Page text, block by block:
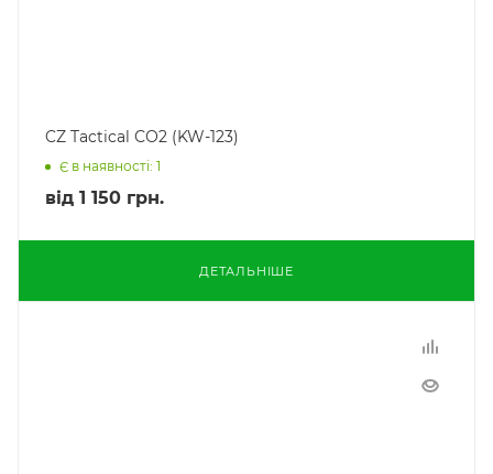
CZ Tactical СО2 (KW-123)
Є в наявності: 1
від 1 150 грн.
ДЕТАЛЬНІШЕ